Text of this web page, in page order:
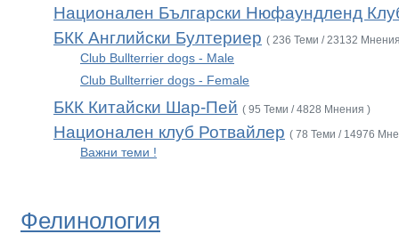
Национален Български Нюфаундленд
БКК Английски Бултериер ( 236 Теми / 23132
Club Bullterrier dogs - Male
Club Bullterrier dogs - Female
БКК Китайски Шар-Пей ( 95 Теми / 4828 Мнения )
Национален клуб Ротвайлер ( 78 Теми / 14976
Важни теми !
Фелинология